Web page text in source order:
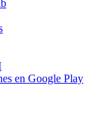
en Google Play